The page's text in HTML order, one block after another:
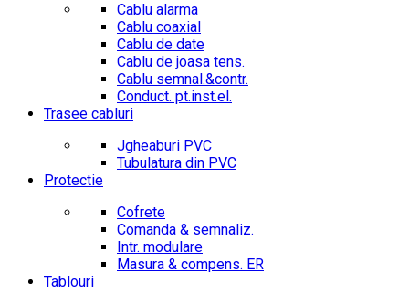
Cablu alarma
Cablu coaxial
Cablu de date
Cablu de joasa tens.
Cablu semnal.&contr.
Conduct. pt.inst.el.
Trasee cabluri
Jgheaburi PVC
Tubulatura din PVC
Protectie
Cofrete
Comanda & semnaliz.
Intr. modulare
Masura & compens. ER
Tablouri